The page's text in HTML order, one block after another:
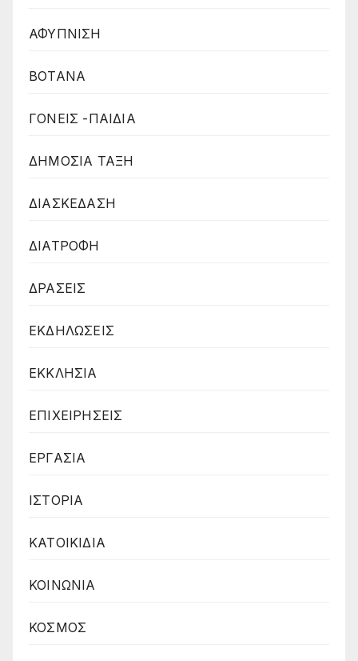
ΑΦΥΠΝΙΣΗ
ΒΟΤΑΝΑ
ΓΟΝΕΙΣ -ΠΑΙΔΙΑ
ΔΗΜΟΣΙΑ ΤΑΞΗ
ΔΙΑΣΚΕΔΑΣΗ
ΔΙΑΤΡΟΦΗ
ΔΡΑΣΕΙΣ
ΕΚΔΗΛΩΣΕΙΣ
ΕΚΚΛΗΣΙΑ
ΕΠΙΧΕΙΡΗΣΕΙΣ
ΕΡΓΑΣΙΑ
ΙΣΤΟΡΙΑ
ΚΑΤΟΙΚΙΔΙΑ
ΚΟΙΝΩΝΙΑ
ΚΟΣΜΟΣ